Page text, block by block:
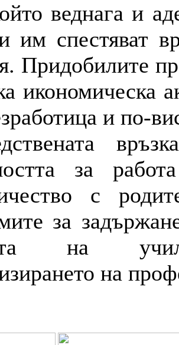
веднага и
им спестяват
Придобилите
икономическа
и по-
за
с
за
на
на